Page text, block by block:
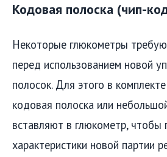
Кодовая полоска (чип-
Некоторые глюкометры
перед использованием новой
полосок. Для этого в
кодовая полоска или
вставляют в глюкометр, чтобы
характеристики новой партии